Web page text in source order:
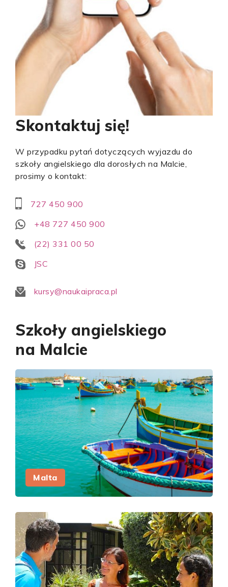
Skontaktuj się!
W przypadku pytań dotyczących wyjazdu do
szkoły angielskiego dla dorosłych na Malcie,
prosimy o kontakt:
727 450 900
+48 727 450 900
(22) 331 00 50
JSC
kursy@naukaipraca.pl
Szkoły angielskiego
na Malcie
Malta